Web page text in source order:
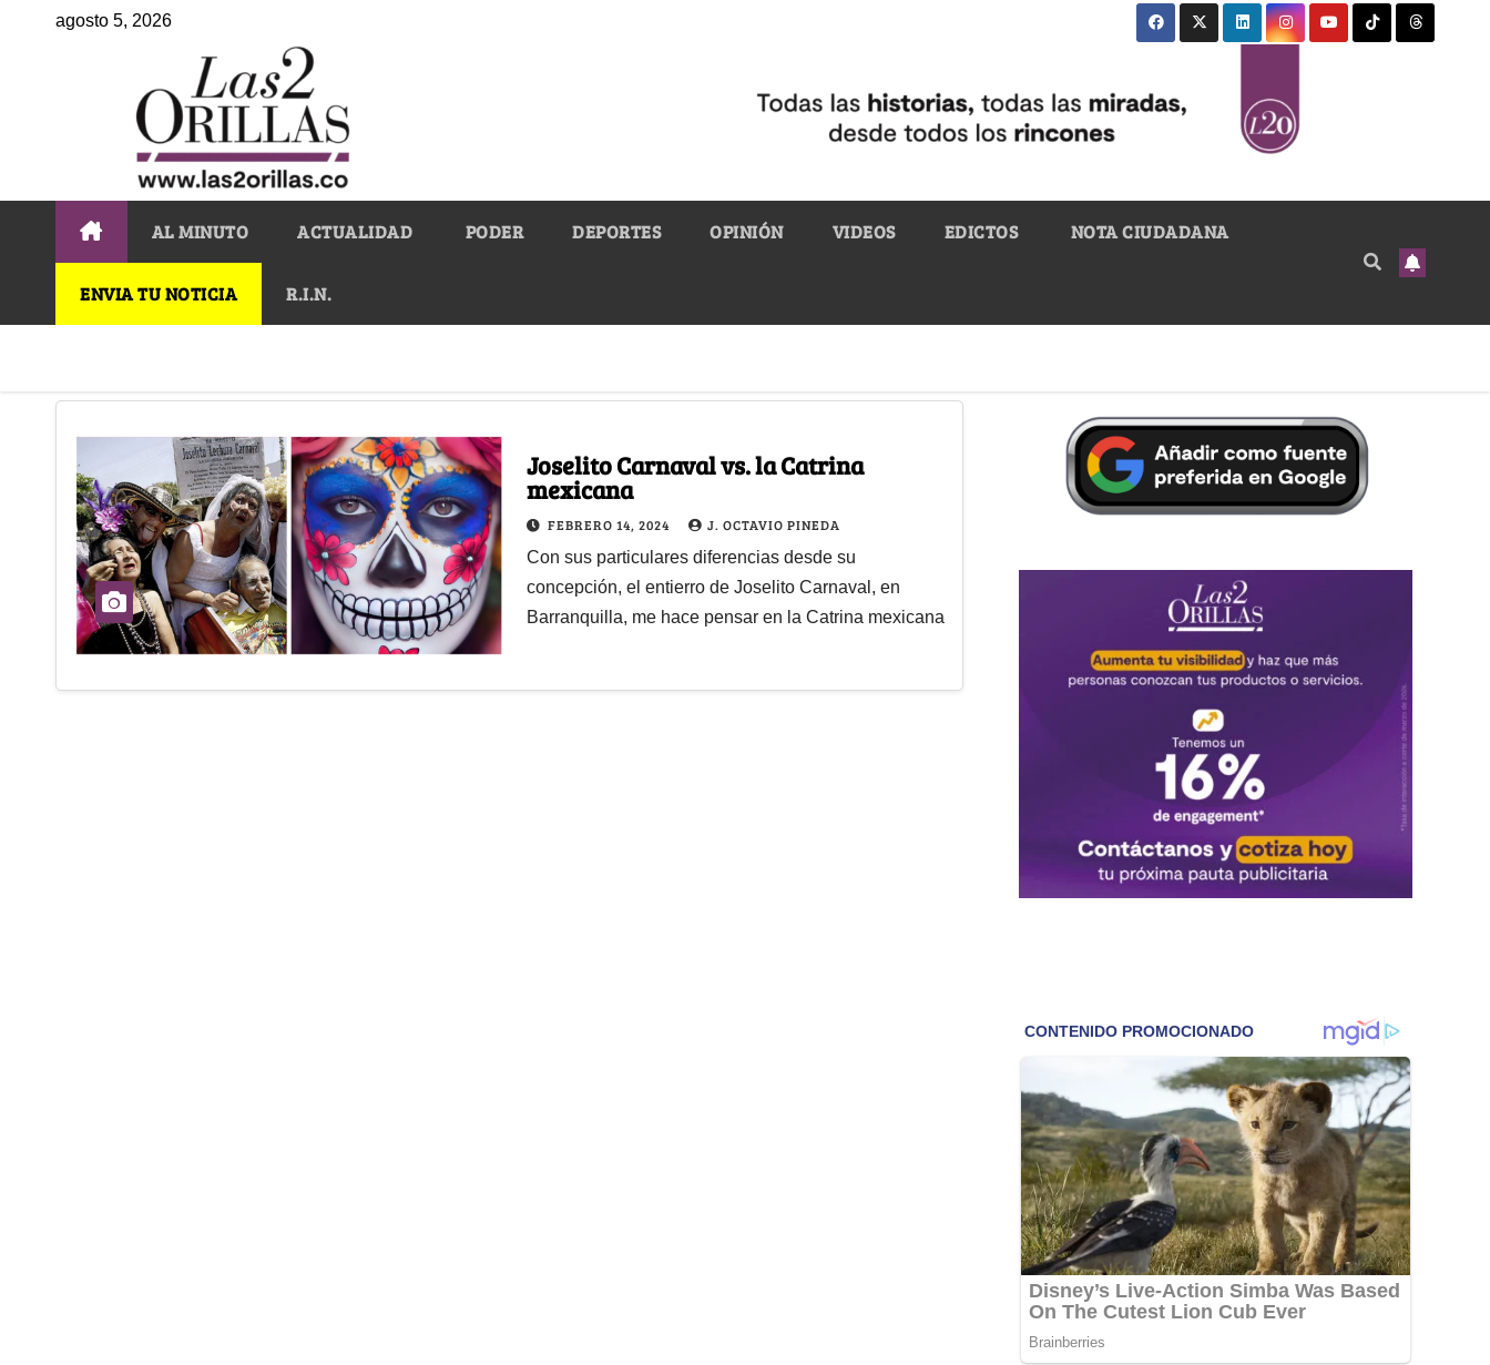
agosto 5, 2026
AL MINUTO ACTUALIDAD PODER DEPORTES OPINIÓN VIDEOS EDICTOS NOTA CIUDADANA
ENVIA TU NOTICIA R.I.N.
Joselito Carnaval vs. la Catrina
mexicana
FEBRERO 14, 2024 J. OCTAVIO PINEDA
Con sus particulares diferencias desde su
concepción, el entierro de Joselito Carnaval, en
Barranquilla, me hace pensar en la Catrina mexicana